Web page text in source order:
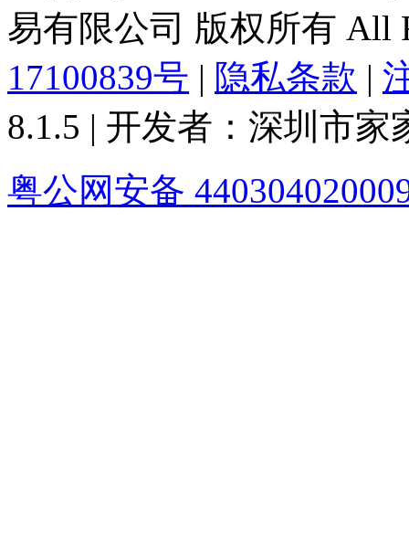
易有限公司 版权所有 All
17100839号 | 隐私条款 |
8.1.5 | 开发者：深圳市
粤公网安备